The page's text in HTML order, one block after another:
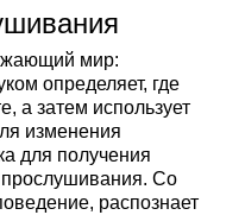
мир:
определяет, где
а затем использует
изменения
для получения
прослушивания. Со
распознает